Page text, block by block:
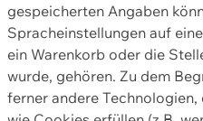
gespeicherten Angaben
Spracheinstellungen auf
ein Warenkorb oder die
wurde, gehören. Zu dem
ferner andere